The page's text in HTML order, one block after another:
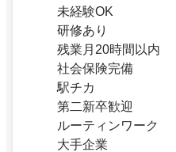
未経験OK
研修あり
残業月20時間以内
社会保険完備
駅チカ
第二新卒歓迎
ルーティンワーク
大手企業